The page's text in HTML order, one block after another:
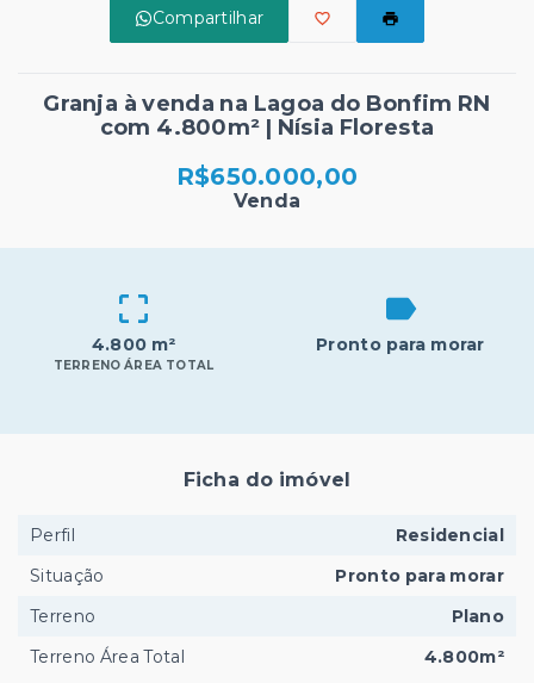
Compartilhar
Granja à venda na Lagoa do Bonfim RN
com 4.800m² | Nísia Floresta
R$650.000,00
Venda
4.800 m²
TERRENO ÁREA TOTAL
Pronto para morar
Ficha do imóvel
Perfil
Residencial
Situação
Pronto para morar
Terreno
Plano
Terreno Área Total
4.800m²